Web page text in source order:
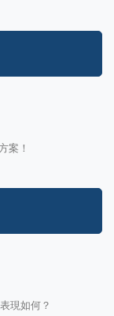
案！
現如何？